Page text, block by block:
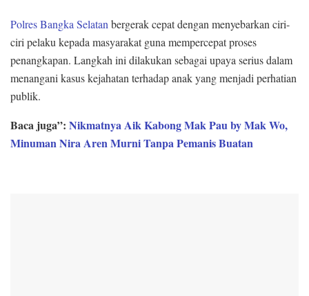
Polres Bangka Selatan bergerak cepat dengan menyebarkan ciri-
ciri pelaku kepada masyarakat guna mempercepat proses
penangkapan. Langkah ini dilakukan sebagai upaya serius dalam
menangani kasus kejahatan terhadap anak yang menjadi perhatian
publik.
Baca juga”: Nikmatnya Aik Kabong Mak Pau by Mak Wo,
Minuman Nira Aren Murni Tanpa Pemanis Buatan